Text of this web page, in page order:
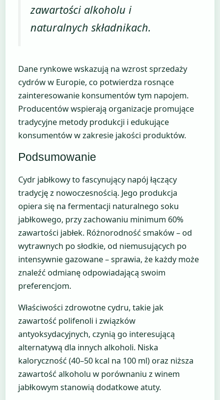
zawartości alkoholu i
naturalnych składnikach.
Dane rynkowe wskazują na wzrost sprzedaży
cydrów w Europie, co potwierdza rosnące
zainteresowanie konsumentów tym napojem.
Producentów wspierają organizacje promujące
tradycyjne metody produkcji i edukujące
konsumentów w zakresie jakości produktów.
Podsumowanie
Cydr jabłkowy to fascynujący napój łączący
tradycję z nowoczesnością. Jego produkcja
opiera się na fermentacji naturalnego soku
jabłkowego, przy zachowaniu minimum 60%
zawartości jabłek. Różnorodność smaków – od
wytrawnych po słodkie, od niemusujących po
intensywnie gazowane – sprawia, że każdy może
znaleźć odmianę odpowiadającą swoim
preferencjom.
Właściwości zdrowotne cydru, takie jak
zawartość polifenoli i związków
antyoksydacyjnych, czynią go interesującą
alternatywą dla innych alkoholi. Niska
kaloryczność (40–50 kcal na 100 ml) oraz niższa
zawartość alkoholu w porównaniu z winem
jabłkowym stanowią dodatkowe atuty.